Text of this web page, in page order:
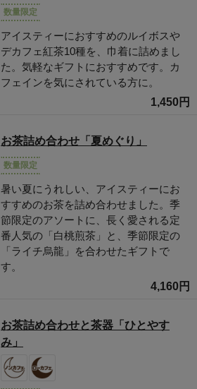
数量限定
アイスティーにおすすめのルイボスや
デカフェ紅茶10種を、巾着に詰めまし
た。気軽なギフトにおすすめです。カ
フェインを気にされている方に。
1,450円
お茶詰め合わせ「夏めぐり」
数量限定
暑い夏にうれしい、アイスティーにお
すすめのお茶を詰め合わせました。季
節限定のアソートに、長く愛される定
番人気の「白桃煎茶」と、季節限定の
「ライチ烏龍」を合わせたギフトで
す。
4,160円
お茶詰め合わせと茶器「ひとやす
み」